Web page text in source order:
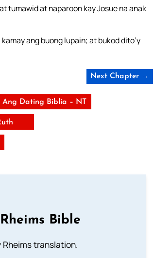
tumawid at naparoon kay Josue na anak
ang buong lupain; at bukod dito’y
Next Chapter →
Ang Dating Biblia – NT
Bible
Rheims translation.